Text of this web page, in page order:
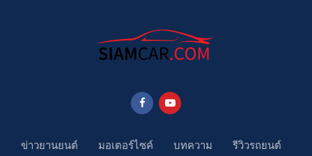
ข่าวยานยนต์ มอเตอร์ไซค์ บทความ
รีวิวรถยนต์